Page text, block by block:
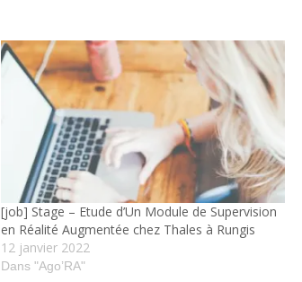
[job] Stage – Etude d’Un Module de Supervision
en Réalité Augmentée chez Thales à Rungis
12 janvier 2022
Dans "Ago’RA"